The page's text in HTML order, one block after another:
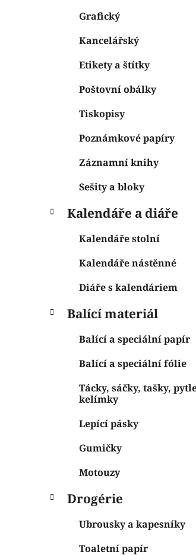
Grafický
Kancelářský
Etikety a štítky
Poštovní obálky
Tiskopisy
Poznámkové papíry
Záznamní knihy
Sešity a bloky
Kalendáře a diáře
Kalendáře stolní
Kalendáře nástěnné
Diáře s kalendáriem
Balící materiál
Balící a speciální papír
Balící a speciální fólie
Tácky, sáčky, tašky,
kelímky
Lepící pásky
Gumičky
Motouzy
Drogérie
Ubrousky a kapesníky
Toaletní papír